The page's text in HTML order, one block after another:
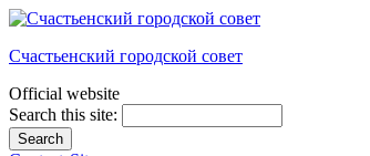
Счастьенский городской совет
Official website
Search this site: